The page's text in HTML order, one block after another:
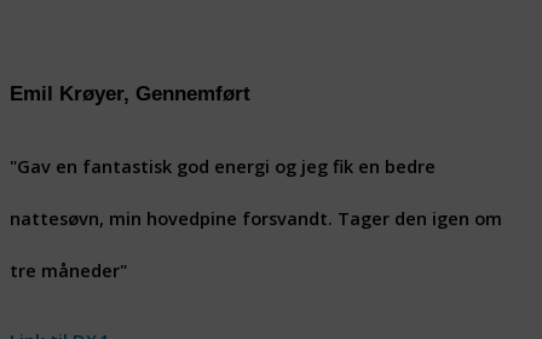
Emil Krøyer, Gennemført
"Gav en fantastisk god energi og jeg fik en bedre
nattesøvn, min hovedpine forsvandt. Tager den igen om
tre måneder"